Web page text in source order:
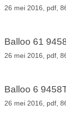
26 mei 2016, pdf,
Balloo 61
26 mei 2016, pdf,
Balloo 6
26 mei 2016, pdf,